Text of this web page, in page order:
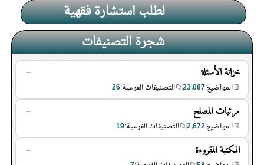
ما هو أفضل وقت لصلاة الضحى
حكم صلاة الضحى في السفر
هل يجب على المسلم الالتزام بصلاة
الضحى وقضائها.
متى تجوز صلاة الاستخارة في
لطلب استشارة فقهية
شجرة التصنيفات
خزانة الأسئلة ←
📄المواضيع:23,087
📁التصنيفات الفرعية:26
مرئيات المصلح ←
📄المواضيع:2,672
📁التصنيفات الفرعية:19
المكتبة المقروءة ←